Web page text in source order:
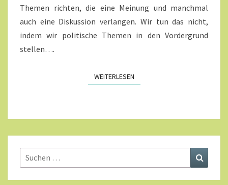
Themen richten, die eine Meinung und manchmal
auch eine Diskussion verlangen. Wir tun das nicht,
indem wir politische Themen in den Vordergrund
stellen….
WEITERLESENWEITERLESEN
Suchen
nach: